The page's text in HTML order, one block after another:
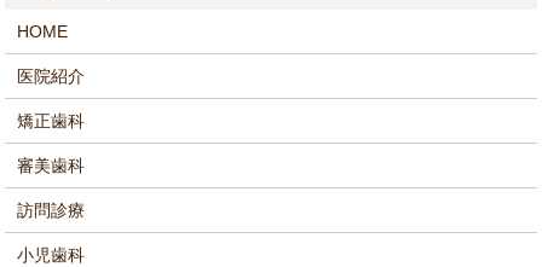
HOME
医院紹介
矯正歯科
審美歯科
訪問診療
小児歯科